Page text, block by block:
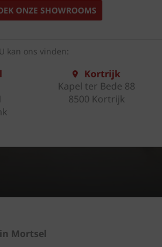
ONZE SHOWROOMS
U kan ons vinden:
Kortrijk
Kapel ter Bede 88
8500 Kortrijk
Mortsel